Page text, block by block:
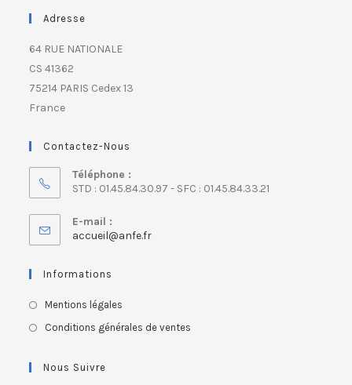
Adresse
64 RUE NATIONALE
CS 41362
75214 PARIS Cedex 13
France
Contactez-Nous
Téléphone :
STD : 01.45.84.30.97 - SFC : 01.45.84.33.21
E-mail :
accueil@anfe.fr
Informations
Mentions légales
Conditions générales de ventes
Nous Suivre